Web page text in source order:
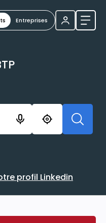
Entreprises
l’enregistrement.
avec votre
profil Linkedin